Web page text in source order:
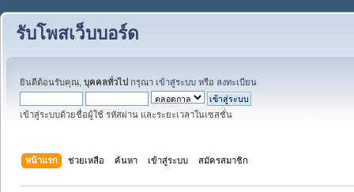
รับโพสเว็บบอร์ด
ยินดีต้อนรับคุณ, บุคคลทั่วไป กรุณา เข้าสู่ระบบ หรือ ลงทะเบียน
เข้าสู่ระบบด้วยชื่อผู้ใช้ รหัสผ่าน และระยะเวลาในเซสชั่น
หน้าแรก ช่วยเหลือ ค้นหา เข้าสู่ระบบ สมัครสมาชิก